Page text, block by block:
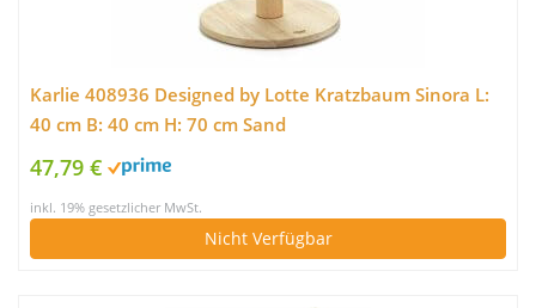
Karlie 408936 Designed by Lotte Kratzbaum Sinora L:
40 cm B: 40 cm H: 70 cm Sand
47,79 €
inkl. 19% gesetzlicher MwSt.
Nicht Verfügbar